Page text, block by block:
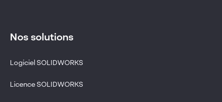
Nos solutions
Logiciel SOLIDWORKS
Licence SOLIDWORKS